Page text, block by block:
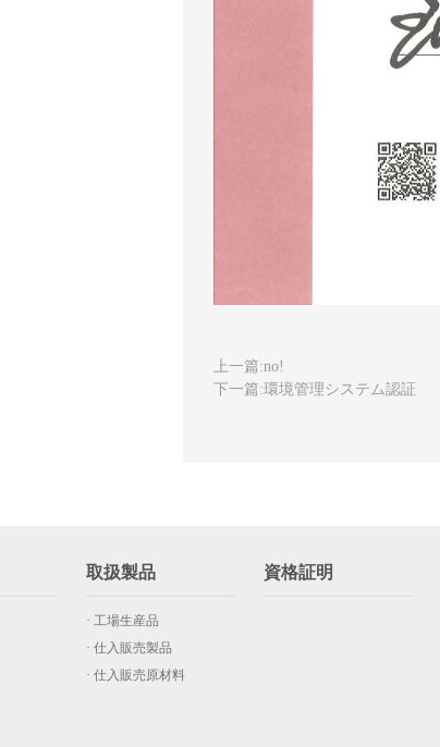
上一篇:no!
下一篇:環境管理システム認証
取扱製品
· 工場生産品
· 仕入販売製品
· 仕入販売原材料
資格証明